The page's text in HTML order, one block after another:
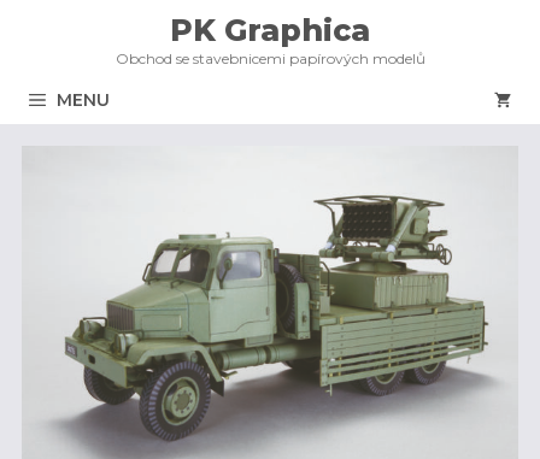
PK Graphica
Obchod se stavebnicemi papírových modelů
MENU